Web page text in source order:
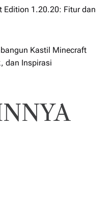
Edition 1.20.20: Fitur dan
Kastil Minecraft
dan Inspirasi